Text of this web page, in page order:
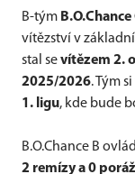
B-tým
vítězství v
stal sevítězem 2.
2025/2026. Tým
1. ligu, kde bude
B.O.Chance B
2 remízy a 0